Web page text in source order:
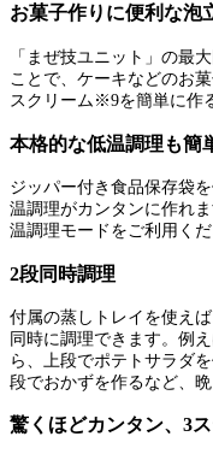
お菓子作りに便利な泡
「まぜ技ユニット」の最
ことで、ケーキなどのお
スクリーム※9を簡単に作
本格的な低温調理も簡
ジッパー付き食品保存袋
温調理がカンタンに作れ
温調理モードをご利用くだ
2段同時調理
付属の蒸しトレイを使え
同時に調理できます。例
ら、上段でポテトサラダ
段でおかずを作るなど、
驚くほどカンタン、3